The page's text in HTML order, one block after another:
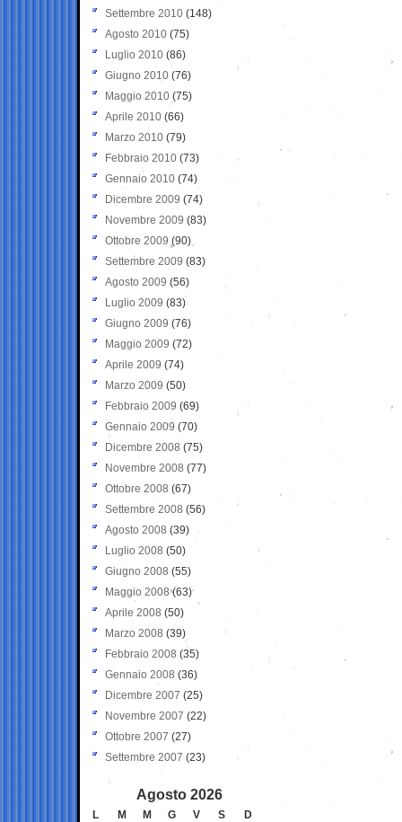
Settembre 2010 (148)
Agosto 2010 (75)
Luglio 2010 (86)
Giugno 2010 (76)
Maggio 2010 (75)
Aprile 2010 (66)
Marzo 2010 (79)
Febbraio 2010 (73)
Gennaio 2010 (74)
Dicembre 2009 (74)
Novembre 2009 (83)
Ottobre 2009 (90)
Settembre 2009 (83)
Agosto 2009 (56)
Luglio 2009 (83)
Giugno 2009 (76)
Maggio 2009 (72)
Aprile 2009 (74)
Marzo 2009 (50)
Febbraio 2009 (69)
Gennaio 2009 (70)
Dicembre 2008 (75)
Novembre 2008 (77)
Ottobre 2008 (67)
Settembre 2008 (56)
Agosto 2008 (39)
Luglio 2008 (50)
Giugno 2008 (55)
Maggio 2008(63)
Aprile 2008 (50)
Marzo 2008 (39)
Febbraio 2008 (35)
Gennaio 2008 (36)
Dicembre 2007 (25)
Novembre 2007 (22)
Ottobre 2007 (27)
Settembre 2007 (23)
Agosto 2026
L M M G V S
D